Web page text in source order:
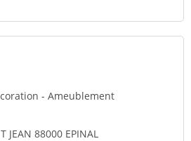
- Ameublement
JEAN 88000 EPINAL